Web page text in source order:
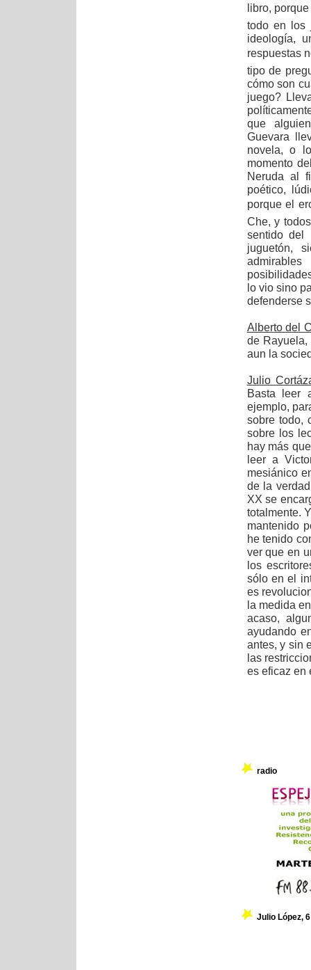
libro,
todo en los
ideología,
respuestas
tipo de
cómo son
juego?
que
Guevara
novela, o
momento
Neruda al
poético,
porque el
Che, y
sentido del
juguetón,
lo vio sino
defenderse
Alberto del
de
aun la
Julio
Basta leer
ejemplo,
sobre todo,
sobre los
hay más
leer a
mesiánico
de la
XX se
totalmente.
mantenido
he tenido
ver que en
los
sólo en el
es
la medida
acaso,
ayudando
antes, y sin
las
es eficaz en
radio
Julio López,